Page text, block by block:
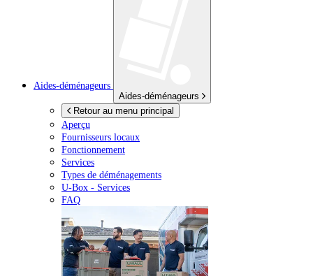
Aides-déménageurs
Aides-déménageurs
Retour au menu principal
Aperçu
Fournisseurs locaux
Fonctionnement
Services
Types de déménagements
U-Box - Services
FAQ